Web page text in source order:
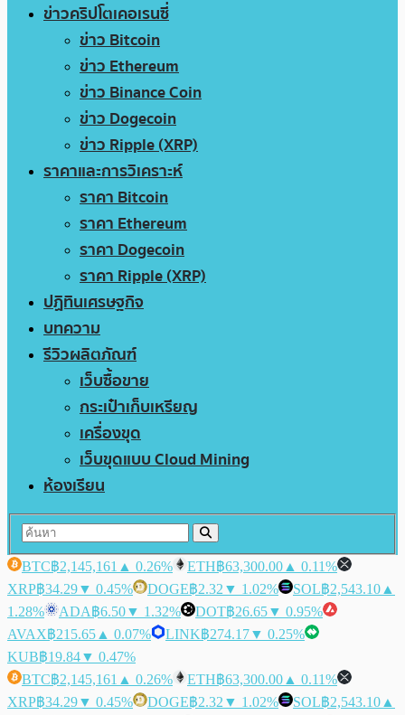
ข่าวคริปโตเคอเรนซี่
ข่าว Bitcoin
ข่าว Ethereum
ข่าว Binance Coin
ข่าว Dogecoin
ข่าว Ripple (XRP)
ราคาและการวิเคราะห์
ราคา Bitcoin
ราคา Ethereum
ราคา Dogecoin
ราคา Ripple (XRP)
ปฏิทินเศรษฐกิจ
บทความ
รีวิวผลิตภัณฑ์
เว็บซื้อขาย
กระเป๋าเก็บเหรียญ
เครื่องขุด
เว็บขุดแบบ Cloud Mining
ห้องเรียน
BTC฿2,145,161 ▲ 0.26% ETH฿63,300.00 ▲ 0.11%
XRP฿34.29▼ 0.45% DOGE฿2.32 ▼ 1.02% SOL฿2,543.10 ▲
1.28%
ADA฿6.50▼ 1.32% DOT฿26.65▼ 0.95%
AVAX฿215.65 ▲ 0.07% LINK฿274.17▼ 0.25%
KUB฿19.84▼ 0.47%
BTC฿2,145,161 ▲ 0.26% ETH฿63,300.00 ▲ 0.11%
XRP฿34.29▼ 0.45% DOGE฿2.32 ▼ 1.02% SOL฿2,543.10 ▲